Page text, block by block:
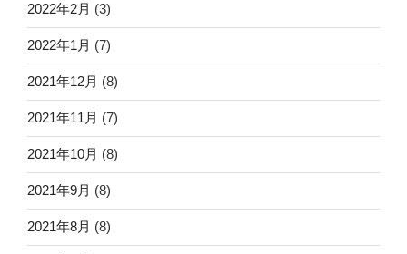
2022年2月 (3)
2022年1月 (7)
2021年12月 (8)
2021年11月 (7)
2021年10月 (8)
2021年9月 (8)
2021年8月 (8)